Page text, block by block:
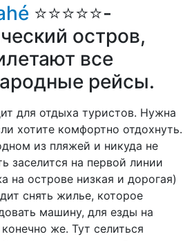
⭐⭐⭐⭐⭐-
остров,
все
рейсы.
для отдыха туристов. Нужна
хотите комфортно отдохнуть.
из пляжей и никуда не
заселится на первой линии
на острове низкая и дорогая)
снять жилье, которое
машину, для езды на
же. Тут селиться